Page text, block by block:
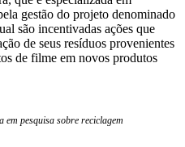
gestão do projeto denominado
são incentivadas ações que
de seus resíduos provenientes
de filme em novos produtos
em pesquisa sobre reciclagem